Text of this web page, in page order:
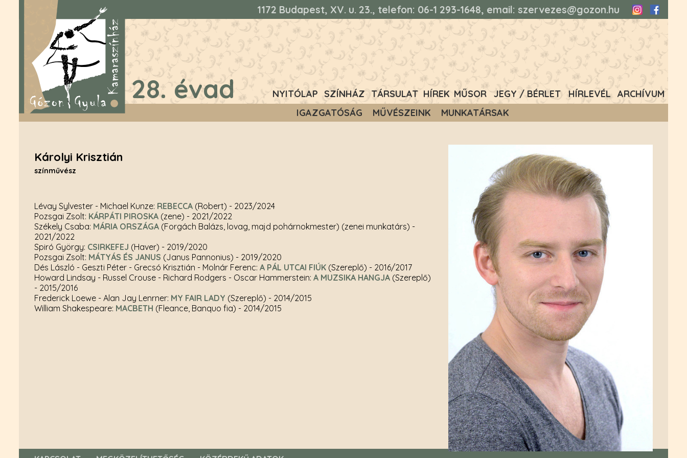
28. évad
1172 Budapest, XV. u. 23., telefon: 06-1 293-1648, email: szervezes@gozon.hu InstagramFacebook
NYITÓLAP SZÍNHÁZ
TÁRSULAT
IGAZGATÓSÁG
MŰVÉSZEINK MUNKATÁRSAK
HÍREK MŰSOR JEGY / BÉRLET HÍRLEVÉL ARCHÍVUM
Károlyi Krisztián
színművész
Lévay Sylvester - Michael Kunze: REBECCA (Robert) - 2023/2024
Pozsgai Zsolt: KÁRPÁTI PIROSKA (zene) - 2021/2022
Székely Csaba: MÁRIA ORSZÁGA (Forgách Balázs, lovag, majd pohárnokmester) (zenei munkatárs) -
2021/2022
Spiró György: CSIRKEFEJ (Haver) - 2019/2020
Pozsgai Zsolt: MÁTYÁS ÉS JANUS (Janus Pannonius) - 2019/2020
Dés László - Geszti Péter - Grecsó Krisztián - Molnár Ferenc: A PÁL UTCAI FIÚK (Szereplő) - 2016/2017
Howard Lindsay - Russel Crouse - Richard Rodgers - Oscar Hammerstein: A MUZSIKA HANGJA (Szereplő)
- 2015/2016
Frederick Loewe - Alan Jay Lenrner: MY FAIR LADY (Szereplő) - 2014/2015
William Shakespeare: MACBETH (Fleance, Banquo fia) - 2014/2015